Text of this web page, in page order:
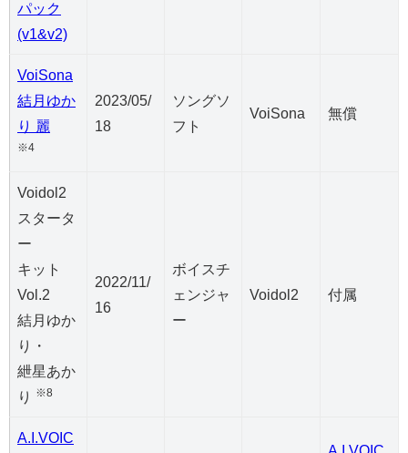
パック
(v1&v2)
VoiSona
結月ゆか
り 麗
※4
2023/05/
18
ソングソ
フト
VoiSona 無償
Voidol2
スタータ
ー
キット
Vol.2
結月ゆか
り・
紲星あか
り
※8
2022/11/
16
ボイスチ
ェンジャ
ー
Voidol2 付属
A.I.VOIC